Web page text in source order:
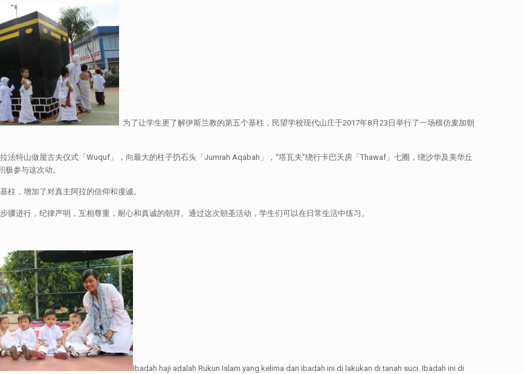
为了让学生更了解伊斯兰教的第五个基柱，民望学校现代山庄于2017年8月23日举行了一场模仿麦加朝
特山做屋古夫仪式「Wuquf」，向最大的柱子扔石头「Jumrah Aqabah」，“塔瓦夫”绕行卡巴天房「Thawaf」七圈，绕沙华及美华丘
参与这次动。
柱，增加了对真主阿拉的信仰和虔诚。
进行，纪律严明，互相尊重，耐心和真诚的朝拜。通过这次朝圣活动，学生们可以在日常生活中练习。
Ibadah haji adalah Rukun Islam yang kelima dan ibadah ini di lakukan di tanah suci. Ibadah ini di